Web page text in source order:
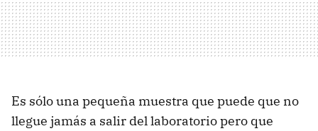
Es sólo una pequeña muestra que puede que no
llegue jamás a salir del laboratorio pero que